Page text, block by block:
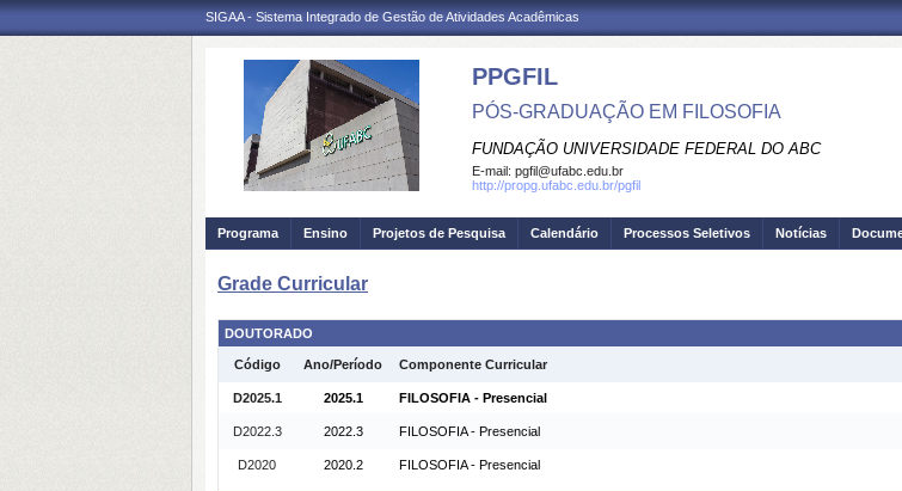
SIGAA - Sistema Integrado de Gestão de Atividades Acadêmicas
PPGFIL
PÓS-GRADUAÇÃO EM FILOSOFIA
FUNDAÇÃO UNIVERSIDADE FEDERAL DO ABC
E-mail: pgfil@ufabc.edu.br
http://propg.ufabc.edu.br/pgfil
Programa Ensino Projetos de Pesquisa Calendário Processos Seletivos Notícias
Grade Curricular
DOUTORADO
Código Ano/Período Componente Curricular
D2025.1 2025.1 FILOSOFIA - Presencial
D2022.3 2022.3 FILOSOFIA - Presencial
D2020 2020.2 FILOSOFIA - Presencial